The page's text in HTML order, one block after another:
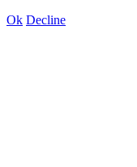
Ok Decline